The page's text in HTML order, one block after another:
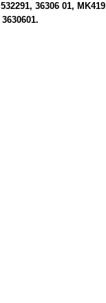
532291 36306 01 MK419
3630601